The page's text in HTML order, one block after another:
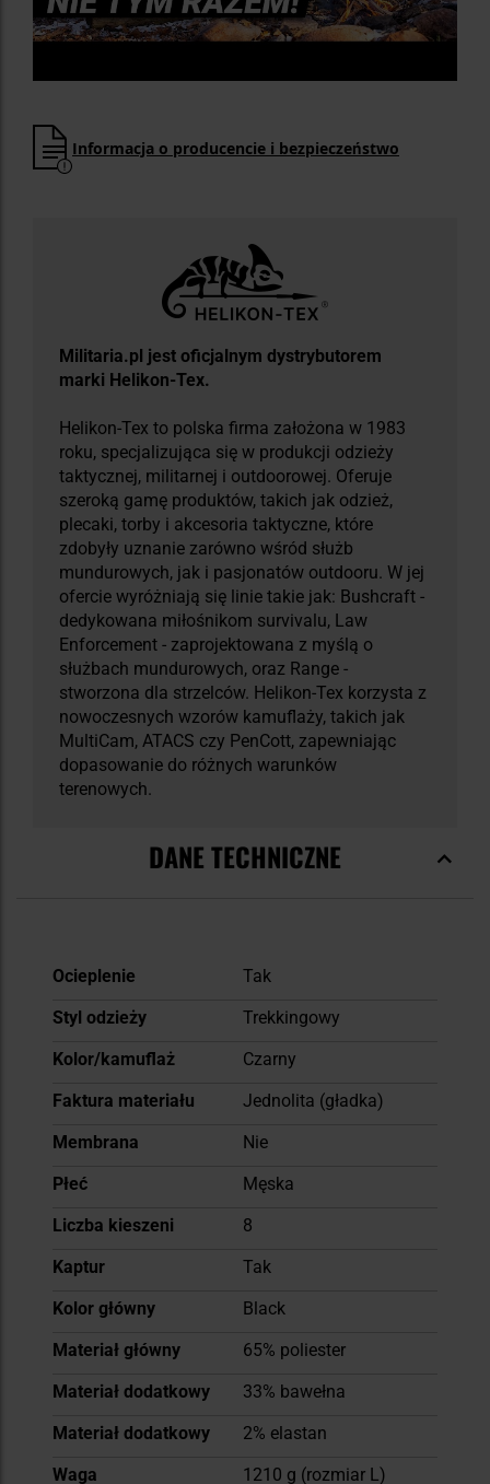
Informacja o producencie i bezpieczeństwo
Militaria.pl jest oficjalnym dystrybutorem
marki Helikon-Tex.
Helikon-Tex to polska firma założona w 1983
roku, specjalizująca się w produkcji odzieży
taktycznej, militarnej i outdoorowej. Oferuje
szeroką gamę produktów, takich jak odzież,
plecaki, torby i akcesoria taktyczne, które
zdobyły uznanie zarówno wśród służb
mundurowych, jak i pasjonatów outdooru. W jej
ofercie wyróżniają się linie takie jak: Bushcraft -
dedykowana miłośnikom survivalu, Law
Enforcement - zaprojektowana z myślą o
służbach mundurowych, oraz Range -
stworzona dla strzelców. Helikon-Tex korzysta z
nowoczesnych wzorów kamuflaży, takich jak
MultiCam, ATACS czy PenCott, zapewniając
dopasowanie do różnych warunków
terenowych.
DANE TECHNICZNE
Więcej
Ocieplenie
Tak
Styl odzieży
Trekkingowy
Kolor/kamuflaż
Czarny
Faktura materiału
Jednolita (gładka)
Membrana
Nie
Płeć
Męska
Liczba kieszeni
8
Kaptur
Tak
Kolor główny
Black
Materiał główny
65% poliester
Materiał dodatkowy
33% bawełna
Materiał dodatkowy
2% elastan
Waga
1210 g (rozmiar L)